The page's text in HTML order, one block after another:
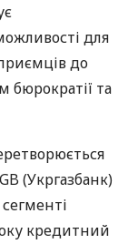
для
до
бюрократії та
(Укргазбанк)
кредитний